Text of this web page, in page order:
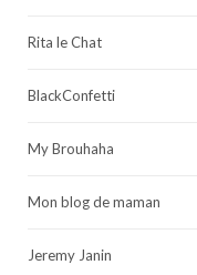
Rita le Chat
BlackConfetti
My Brouhaha
Mon blog de maman
Jeremy Janin